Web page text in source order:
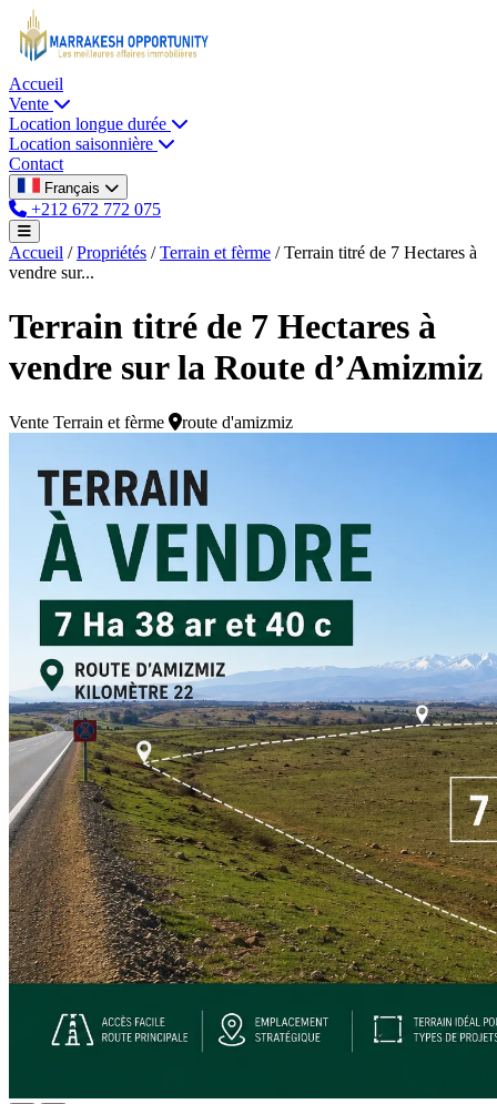
Accueil
Vente
Location longue durée
Location saisonnière
Contact
Français
+212 672 772 075
Accueil / Propriétés / Terrain et fèrme / Terrain titré de 7 Hectares à
vendre sur...
Terrain titré de 7 Hectares à
vendre sur la Route d’Amizmiz
Vente Terrain et fèrme route d'amizmiz